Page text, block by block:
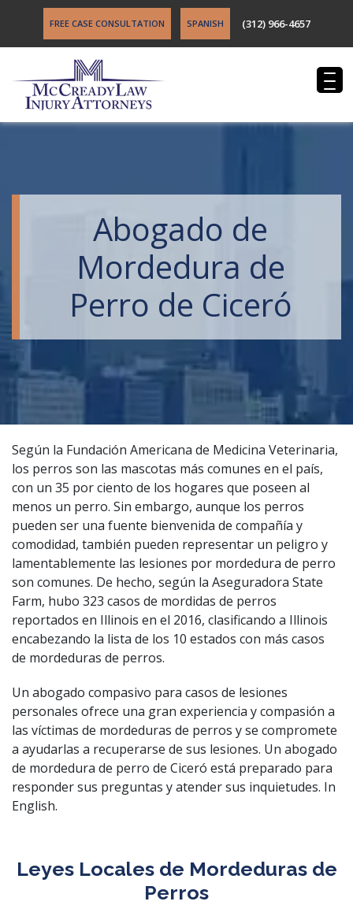
FREE CASE CONSULTATION SPANISH (312) 966-4657
Abogado de
Mordedura de
Perro de Ciceró
Según la Fundación Americana de Medicina Veterinaria,
los perros son las mascotas más comunes en el país,
con un 35 por ciento de los hogares que poseen al
menos un perro. Sin embargo, aunque los perros
pueden ser una fuente bienvenida de compañía y
comodidad, también pueden representar un peligro y
lamentablemente las lesiones por mordedura de perro
son comunes. De hecho, según la Aseguradora State
Farm, hubo 323 casos de mordidas de perros
reportados en Illinois en el 2016, clasificando a Illinois
encabezando la lista de los 10 estados con más casos
de mordeduras de perros.
Un abogado compasivo para casos de lesiones
personales ofrece una gran experiencia y compasión a
las víctimas de mordeduras de perros y se compromete
a ayudarlas a recuperarse de sus lesiones. Un abogado
de mordedura de perro de Ciceró está preparado para
responder sus preguntas y atender sus inquietudes. In
English.
Leyes Locales de Mordeduras de
Perros